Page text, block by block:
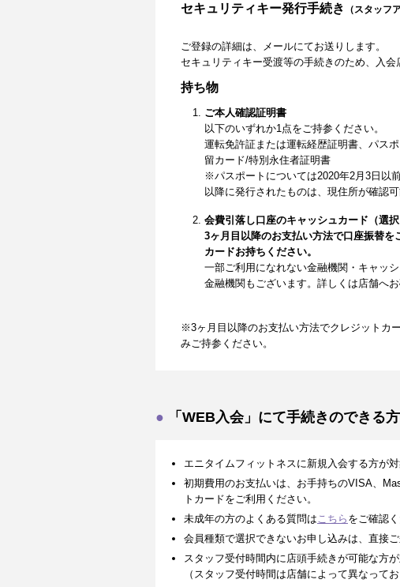
セキュリティキー発行手続き （スタッフ
ご登録の詳細は、メールにてお送りします。
セキュリティキー受渡等の手続きのため、入会
持ち物
ご本人確認証明書
以下のいずれか1点をご持参ください。
運転免許証または運転経歴証明書、パス
留カード/特別永住者証明書
※パスポートについては2020年2月3日以
以降に発行されたものは、現住所が確認
会費引落し口座のキャッシュカード（選択
3ヶ月目以降のお支払い方法で口座振替
カードお持ちください。
一部ご利用になれない金融機関・キャッ
金融機関もございます。詳しくは店舗へお
※3ヶ月目以降のお支払い方法でクレジットカ
みご持参ください。
「WEB入会」にて手続きのできる方
エニタイムフィットネスに新規入会する方が対
初期費用のお支払いは、お手持ちのVISA、
トカードをご利用ください。
未成年の方のよくある質問は こちら をご確認く
会員種類で選択できないお申し込みは、直接
スタッフ受付時間内に店頭手続きが可能な方が
（スタッフ受付時間は店舗によって異なって